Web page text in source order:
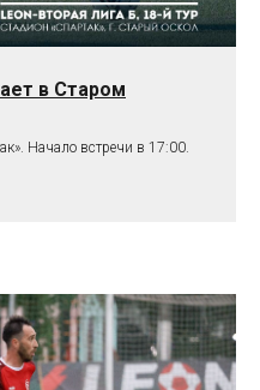
в Старом
Начало встречи в 17:00.